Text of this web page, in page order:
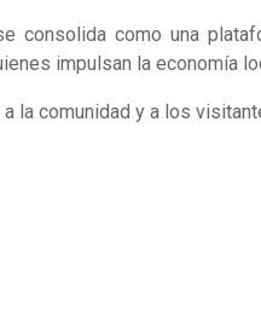
consolida como una
impulsan la economía
la comunidad y a los